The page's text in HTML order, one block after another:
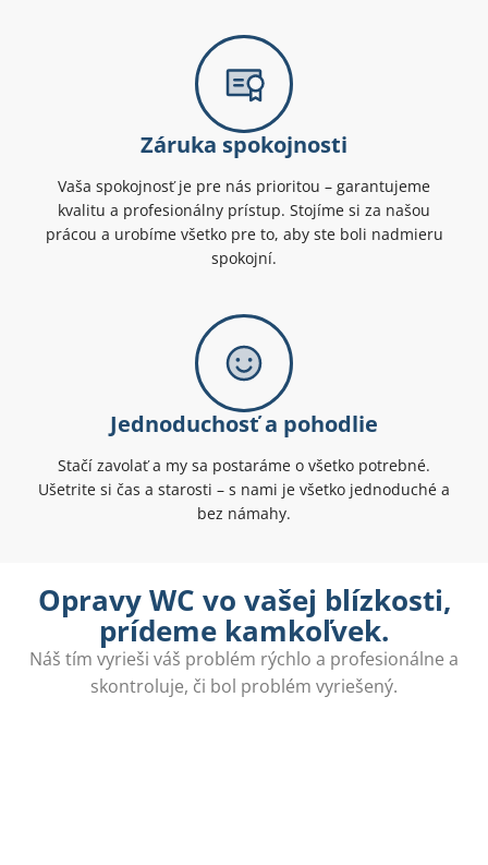
Záruka spokojnosti
Vaša spokojnosť je pre nás prioritou – garantujeme
kvalitu a profesionálny prístup. Stojíme si za našou
prácou a urobíme všetko pre to, aby ste boli nadmieru
spokojní.
Jednoduchosť a pohodlie
Stačí zavolať a my sa postaráme o všetko potrebné.
Ušetrite si čas a starosti – s nami je všetko jednoduché a
bez námahy.
Opravy WC vo vašej blízkosti,
prídeme kamkoľvek.
Náš tím vyrieši váš problém rýchlo a profesionálne a
skontroluje, či bol problém vyriešený.